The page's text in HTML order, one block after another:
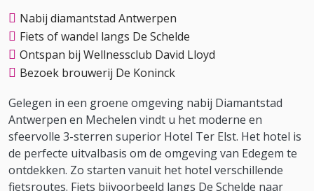
Nabij diamantstad Antwerpen
Fiets of wandel langs De Schelde
Ontspan bij Wellnessclub David Lloyd
Bezoek brouwerij De Koninck
Gelegen in een groene omgeving nabij Diamantstad
Antwerpen en Mechelen vindt u het moderne en
sfeervolle 3-sterren superior Hotel Ter Elst. Het hotel is
de perfecte uitvalbasis om de omgeving van Edegem te
ontdekken. Zo starten vanuit het hotel verschillende
fietsroutes. Fiets bijvoorbeeld langs De Schelde naar